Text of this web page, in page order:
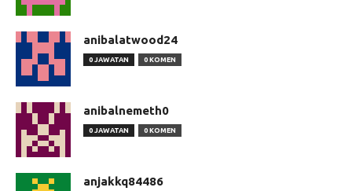
anibalatwood24
0 JAWATAN 0 KOMEN
anibalnemeth0
0 JAWATAN 0 KOMEN
anjakkq84486